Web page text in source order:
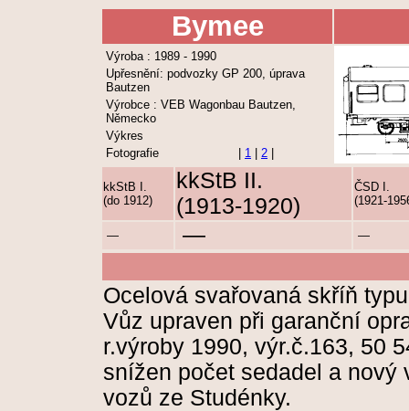
Bymee
Výroba : 1989 - 1990
Upřesnění: podvozky GP 200, úprava
Bautzen
Výrobce : VEB Wagonbau Bautzen,
Německo
Výkres
Fotografie
1 2
kkStB I.
(do 1912)
kkStB II.
(1913-1920)
ČSD I.
(1921-
— — —
Ocelová svařovaná skříň
Vůz upraven při garanční
r.výroby 1990, výr.č.163, 50
snížen počet sedadel a nový
vozů ze Studénky.